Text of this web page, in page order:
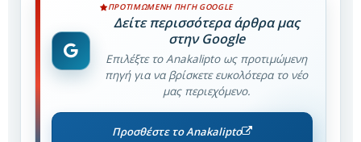
ΠΡΟΤΙΜΏΜΕΝΗ ΠΗΓΉ GOOGLE
Δείτε περισσότερα άρθρα μας
στην Google
Επιλέξτε το Anakalipto ως προτιμώμενη
πηγή για να βρίσκετε ευκολότερα το νέο
μας περιεχόμενο.
Προσθέστε το Anakalipto